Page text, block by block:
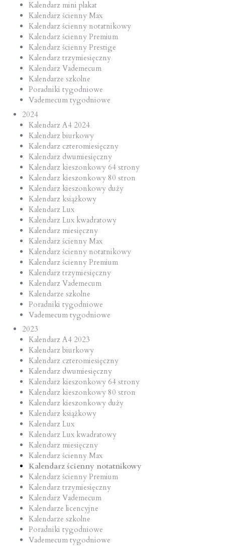
Kalendarz mini plakat
Kalendarz ścienny Max
Kalendarz ścienny notatnikowy
Kalendarz ścienny Premium
Kalendarz ścienny Prestige
Kalendarz trzymiesięczny
Kalendarz Vademecum
Kalendarze szkolne
Poradniki tygodniowe
Vademecum tygodniowe
2024
Kalendarz A4 2024
Kalendarz biurkowy
Kalendarz czteromiesięczny
Kalendarz dwumiesięczny
Kalendarz kieszonkowy 64 strony
Kalendarz kieszonkowy 80 stron
Kalendarz kieszonkowy duży
Kalendarz książkowy
Kalendarz Lux
Kalendarz Lux kwadratowy
Kalendarz miesięczny
Kalendarz ścienny Max
Kalendarz ścienny notatnikowy
Kalendarz ścienny Premium
Kalendarz trzymiesięczny
Kalendarz Vademecum
Kalendarze szkolne
Poradniki tygodniowe
Vademecum tygodniowe
2023
Kalendarz A4 2023
Kalendarz biurkowy
Kalendarz czteromiesięczny
Kalendarz dwumiesięczny
Kalendarz kieszonkowy 64 strony
Kalendarz kieszonkowy 80 stron
Kalendarz kieszonkowy duży
Kalendarz książkowy
Kalendarz Lux
Kalendarz Lux kwadratowy
Kalendarz miesięczny
Kalendarz ścienny Max
Kalendarz ścienny notatnikowy
Kalendarz ścienny Premium
Kalendarz trzymiesięczny
Kalendarz Vademecum
Kalendarze licencyjne
Kalendarze szkolne
Poradniki tygodniowe
Vademecum tygodniowe